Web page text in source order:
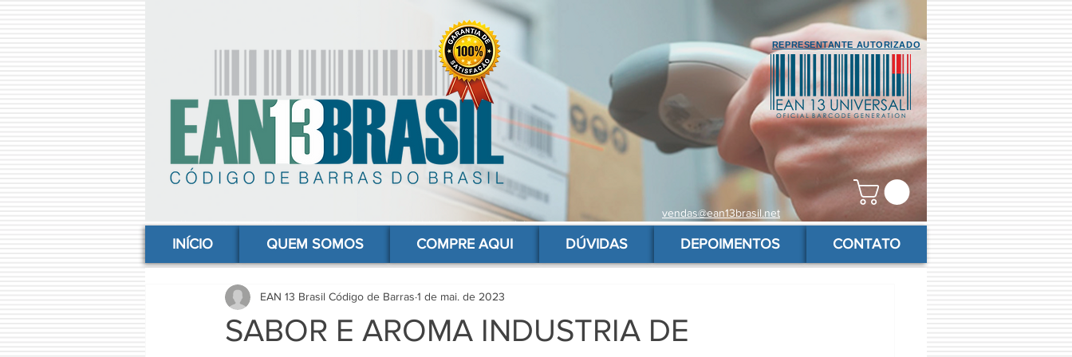
vendas@ean13brasil.net
REPRESENTANTE AUTORIZADO
comprar codigo de barras, comprar código de barras, adquirir código de barras, código de barras online, código de barras para produtos, gs1, código brasileiro, ean 13 universal, código de barras barato
INÍCIO QUEM SOMOS COMPRE AQUI DÚVIDAS DEPOIMENTOS CONTATO
SABOR E AROMA INDUSTRIA DE
EAN 13 Brasil Código de Barras 1 de mai. de 2023